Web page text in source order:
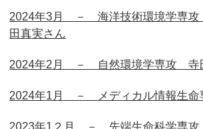
2024年3月 － 海洋技術環境学専
田真実さん
2024年2月 － 自然環境学専攻 寺
2024年1月 － メディカル情報生命
2023年1２月 － 先端生命科学専